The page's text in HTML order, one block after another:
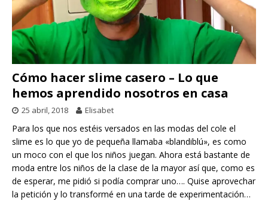
Cómo hacer slime casero – Lo que
hemos aprendido nosotros en casa
25 abril, 2018 Elisabet
Para los que nos estéis versados en las modas del cole el
slime es lo que yo de pequeña llamaba «blandiblú», es como
un moco con el que los niños juegan. Ahora está bastante de
moda entre los niños de la clase de la mayor así que, como es
de esperar, me pidió si podía comprar uno…. Quise aprovechar
la petición y lo transformé en una tarde de experimentación…